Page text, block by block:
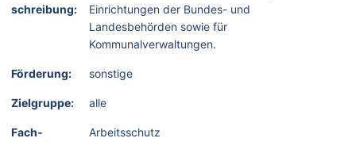
schreibung:
Einrichtungen der Bundes- und
Landesbehörden sowie für
Kommunalverwaltungen.
Förderung: sonstige
Zielgruppe: alle
Fach­
Arbeitsschutz